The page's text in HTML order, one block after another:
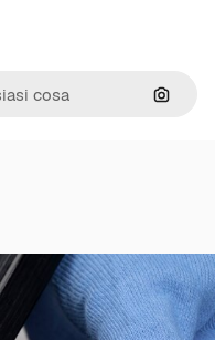
Cerca